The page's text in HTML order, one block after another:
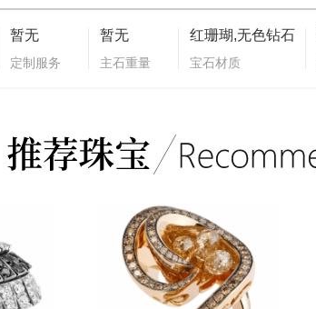
暂无
定制服务
暂无
主石重量
红珊瑚,无色钻石
宝石材质